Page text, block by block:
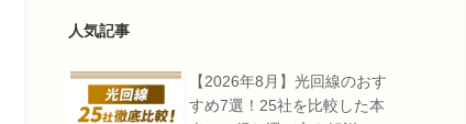
人気記事
【2026年8月】光回線のおす
すめ7選！25社を比較した本